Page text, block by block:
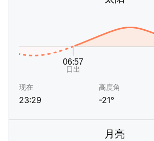
现在
23:29
高度角
-21°
月亮